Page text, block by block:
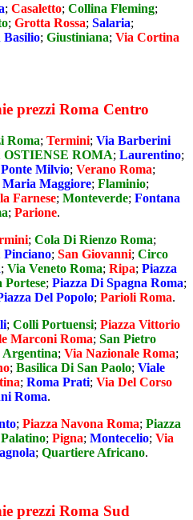
; Casaletto; Collina Fleming;
; Grotta Rossa; Salaria;
Basilio; Giustiniana; Via Cortina
prezzi Roma Centro
Roma; Termini; Via Barberini
OSTIENSE ROMA; Laurentino;
Ponte Milvio; Verano Roma;
Maria Maggiore; Flaminio;
Farnese; Monteverde; Fontana
; Parione.
; Cola Di Rienzo Roma;
Pinciano; San Giovanni; Circo
; Via Veneto Roma; Ripa; Piazza
Portese; Piazza Di Spagna Roma;
Del Popolo; Parioli Roma.
; Colli Portuensi; Piazza Vittorio
Marconi Roma; San Pietro
; Via Nazionale Roma;
; Basilica Di San Paolo; Viale
; Roma Prati; Via Del Corso
Roma.
; Piazza Navona Roma; Piazza
; Pigna; Montecelio; Via
; Quartiere Africano.
prezzi Roma Sud